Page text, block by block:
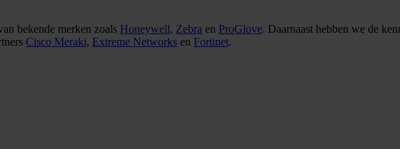
bekende merken zoals Honeywell, Zebra en ProGlove. Daarnaast hebben we de
Cisco Meraki, Extreme Networks en Fortinet.